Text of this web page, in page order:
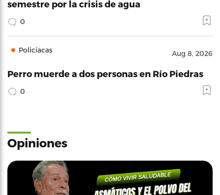
semestre por la crisis de agua
0
Policíacas Aug 8, 2026
Perro muerde a dos personas en Río Piedras
0
Opiniones